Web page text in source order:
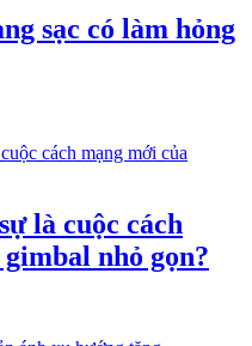
sạc có làm hỏng
là cuộc cách
nhỏ gọn?